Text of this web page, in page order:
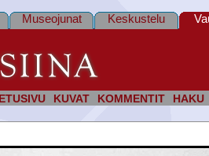
ETUSIVU KUVAT KOMMENTIT HAKU
Museojunat Keskustelu